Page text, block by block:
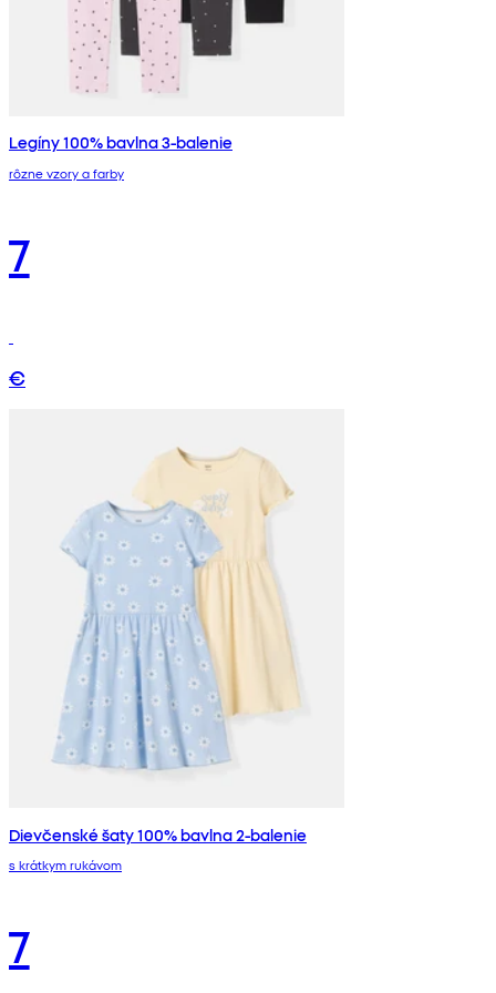
Legíny 100% bavlna 3-balenie
rôzne vzory a farby
7
€
Dievčenské šaty 100% bavlna 2-balenie
s krátkym rukávom
7